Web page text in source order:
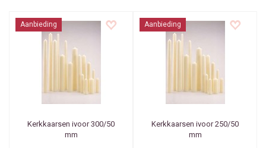
Aanbieding
Kerkkaarsen ivoor 300/50
mm
Aanbieding
Kerkkaarsen ivoor 250/50
mm